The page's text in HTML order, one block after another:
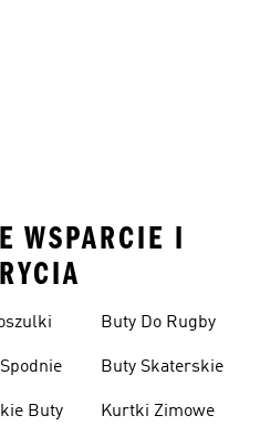
WSPARCIE I
Buty
Buty Do Rugby
Buty Skaterskie
Kurtki Zimowe